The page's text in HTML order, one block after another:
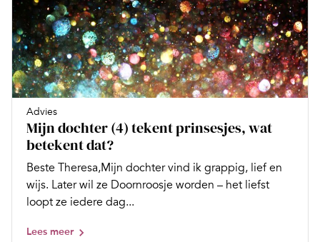
Advies
Mijn dochter (4) tekent prinsesjes, wat
betekent dat?
Beste Theresa,Mijn dochter vind ik grappig, lief en
wijs. Later wil ze Doornroosje worden – het liefst
loopt ze iedere dag...
Lees meer